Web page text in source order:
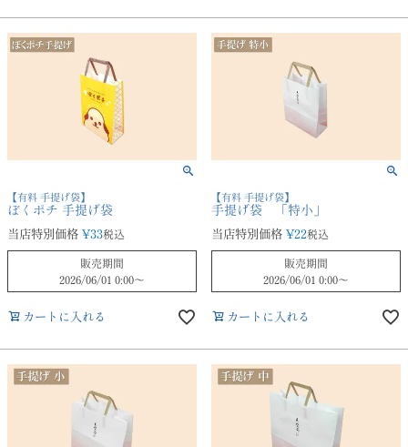
【有料 手提げ袋】
ぼくポチ 手提げ袋
当店特別価格 ¥33税込
販売期間
2026/06/01 0:00〜
カートに入れる
【有料 手提げ袋】
手提げ袋 「特小」
当店特別価格 ¥22税込
販売期間
2026/06/01 0:00〜
カートに入れる